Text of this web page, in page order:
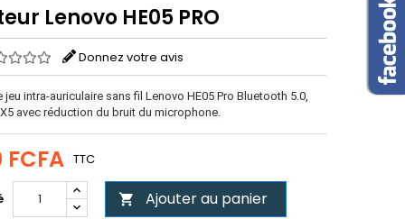
Lenovo HE05 PRO
Donnez votre avis
jeu intra-auriculaire sans fil Lenovo HE05 Pro Bluetooth 5.0,
avec réduction du bruit du microphone.
FCFA TTC
 Ajouter au panier